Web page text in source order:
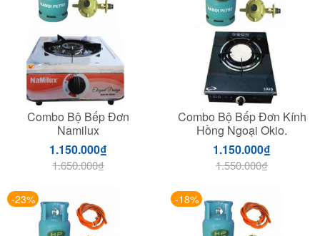
Combo Bộ Bếp Đơn
Namilux
1.650.000₫
1.150.000₫
Combo Bộ Bếp Đơn Kính
Hồng Ngoại Okio.
1.550.000₫
1.150.000₫
-23% -18%